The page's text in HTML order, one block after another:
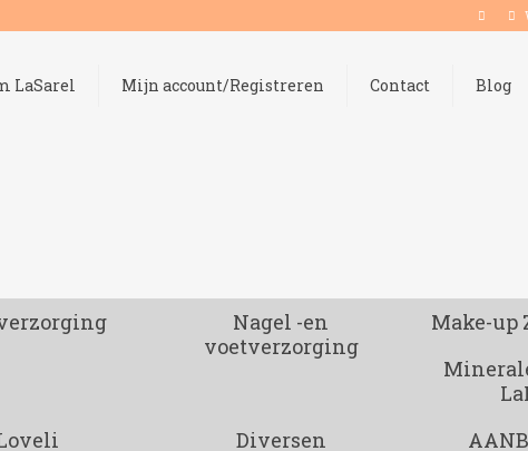
LaSarel Mijn account/Registreren Contact Blog
Nagel -en
voetverzorging
Make-up
Diversen